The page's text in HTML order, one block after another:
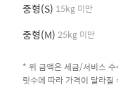
중형(S) 15kg 미만
중형(M) 25kg 미만
* 위 금액은 세금/서비스
릿수에 따라 가격이 달라질